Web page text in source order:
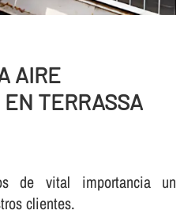
AIRE
TERRASSA
de vital importancia un
clientes.